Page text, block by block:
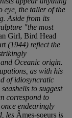
eye, the taller of the
Aside from its
"the most
Girl, Bird Head
(1944) reflect the
Oceanic origin.
as with his
of idiosyncratic
to suggest
correspond to
endearingly
les Âmes-soeurs is